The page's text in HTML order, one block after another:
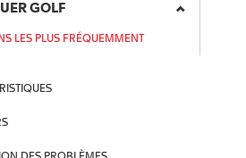
GOLF
LES PLUS FRÉQUEMMENT